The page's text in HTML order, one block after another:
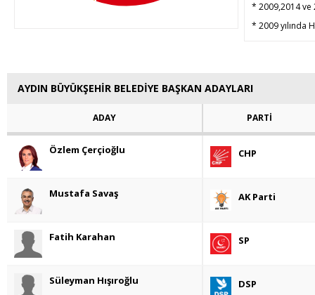
* 2009,2014 ve
* 2009 yılında
AYDIN BÜYÜKŞEHİR BELEDİYE BAŞKAN ADAYLARI
ADAY PARTİ
Özlem Çerçioğlu CHP
Mustafa Savaş AK Parti
Fatih Karahan SP
Süleyman Hışıroğlu DSP